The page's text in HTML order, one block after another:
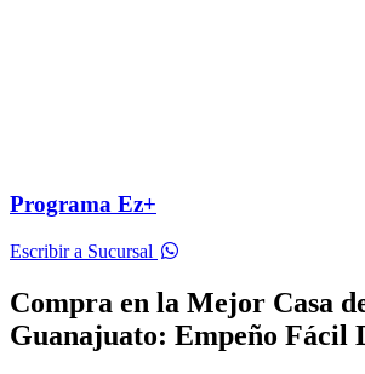
Programa Ez+
Escribir a Sucursal
Compra en la Mejor Casa
Guanajuato: Empeño Fácil